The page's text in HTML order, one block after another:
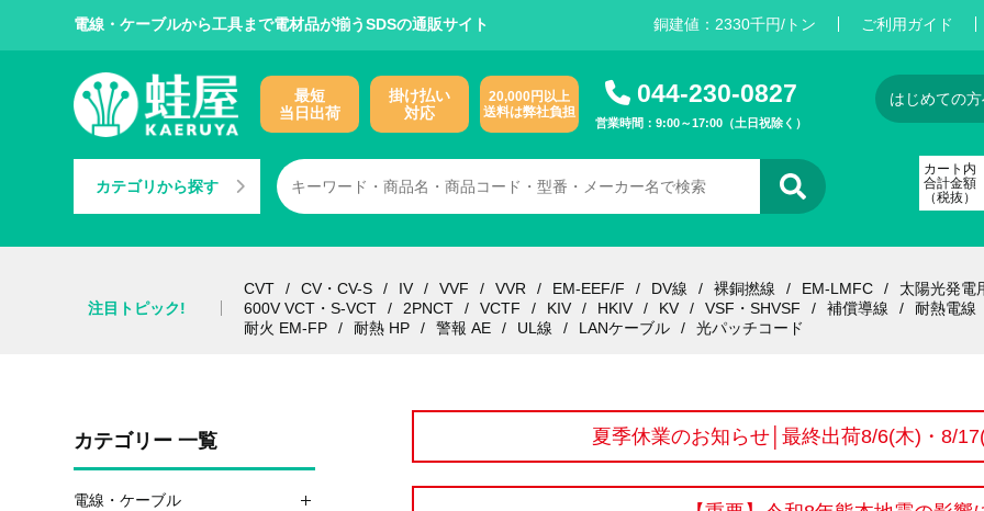
電線・ケーブルから工具まで電材品が揃うSDSの通販サイト 銅建値： 2330千円/トン ご利用ガイド
最短
当日出荷
掛け払い
対応
20,000円以上
送料は弊社負担
044-230-0827
営業時間：9:00～17:00（土日祝除く）
カテゴリから探す
はじめての
カート内
合計金額
（税抜）
注目トピック!
CVT CV・CV-S IV VVF VVR EM-EEF/F DV線 裸銅撚線 EM-LMFC 太陽光発電
600V VCT・S-VCT
2PNCT VCTF KIV HKIV KV VSF・SHVSF 補償導線 耐熱電線
耐火 EM-FP
耐熱 HP 警報 AE UL線 LANケーブル 光パッチコード
夏季休業のお知らせ│最終出荷8/6(木)・8/
カテゴリー 一覧
電線・ケーブル